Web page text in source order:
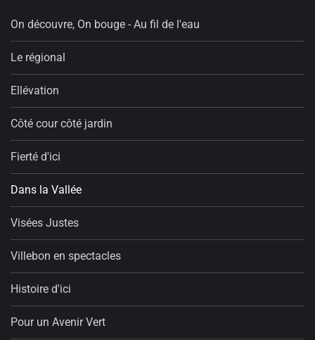
On découvre, On bouge - Au fil de l'eau
Le régional
Ellévation
Côté cour côté jardin
Fierté d'ici
Dans la Vallée
Visées Justes
Villebon en spectacles
Histoire d'ici
Pour un Avenir Vert